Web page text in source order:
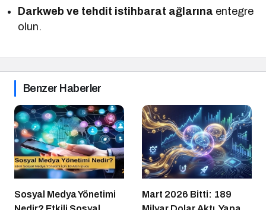
Darkweb ve tehdit istihbarat ağlarına entegre
olun.
Benzer Haberler
Sosyal Medya Yönetimi
Mart 2026 Bitti: 189